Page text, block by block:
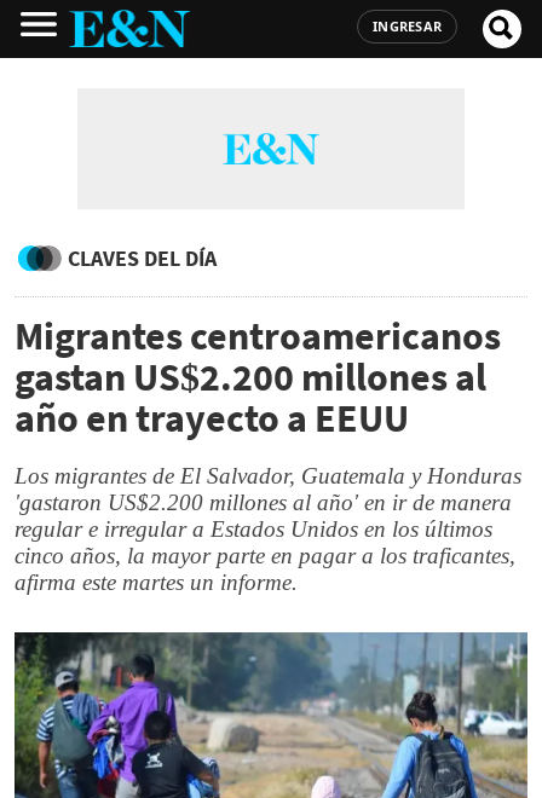
INGRESAR
CLAVES DEL DÍA
Migrantes centroamericanos
gastan US$2.200 millones al
año en trayecto a EEUU
Los migrantes de El Salvador, Guatemala y Honduras
'gastaron US$2.200 millones al año' en ir de manera
regular e irregular a Estados Unidos en los últimos
cinco años, la mayor parte en pagar a los traficantes,
afirma este martes un informe.